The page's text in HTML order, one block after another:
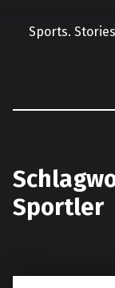
Sports.
Sportler